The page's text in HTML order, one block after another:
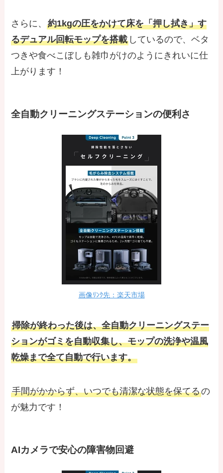
さらに、約1kgの圧をかけて床を「押し拭き」す
るデュアル回転モップを搭載 しているので、ベタ
つきや食べこぼしも雑巾がけのようにきれいに仕
上がります！
全自動クリーニングステーションの便利さ
画像ﾘﾝｸ先：楽天市場
掃除が終わった後は、全自動クリーニングステー
ションがゴミを自動収集し、モップの洗浄や温風
乾燥まで全て自動で行います。
手間がかからず、いつでも清潔な状態を保てるの
が魅力です！
AIカメラで安心の障害物回避